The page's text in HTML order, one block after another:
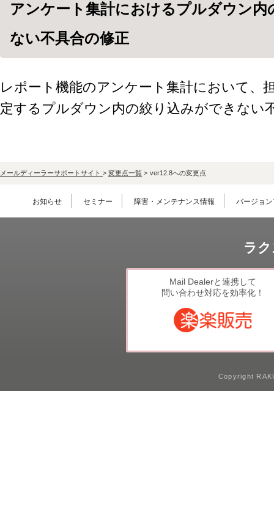
アンケート集計におけるプルダウン内
ない不具合の修正
レポート機能のアンケート集計において、
定するプルダウン内の絞り込みができない
メールディーラーサポートサイト > 変更点一覧 > ver12.8への変更点
お知らせ セミナー 障害・メンテナンス情報 バージョ
ラ
Mail Dealerと連携して
問い合わせ対応を効率化！
Copyright